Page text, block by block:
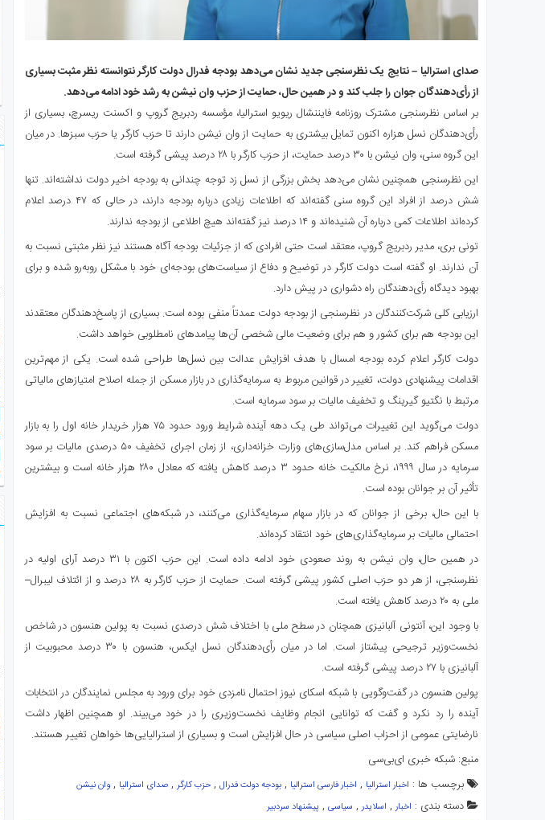
صدای استرالیا – نتایج یک نظرسنجی جدید نشان می‌دهد بودجه فدرال دولت کارگر نتوانسته نظر مثبت بسیاری
از رأی‌دهندگان جوان را جلب کند و در همین حال، حمایت از حزب وان نیشن به رشد خود ادامه می‌دهد.
بر اساس نظرسنجی مشترک روزنامه فایننشال ریویو استرالیا، مؤسسه ردبریج گروپ و اکسنت ریسرچ، بسیاری از
رأی‌دهندگان نسل هزاره اکنون تمایل بیشتری به حمایت از وان نیشن دارند تا حزب کارگر یا حزب سبزها. در میان
این گروه سنی، وان نیشن با ۳۰ درصد حمایت، از حزب کارگر با ۲۸ درصد پیشی گرفته است.
این نظرسنجی همچنین نشان می‌دهد بخش بزرگی از نسل زد توجه چندانی به بودجه اخیر دولت نداشته‌اند. تنها
شش درصد از افراد این گروه سنی گفته‌اند که اطلاعات زیادی درباره بودجه دارند، در حالی که ۴۷ درصد اعلام
کرده‌اند اطلاعات کمی درباره آن شنیده‌اند و ۱۴ درصد نیز گفته‌اند هیچ اطلاعی از بودجه ندارند.
تونی بری، مدیر ردبریج گروپ، معتقد است حتی افرادی که از جزئیات بودجه آگاه هستند نیز نظر مثبتی نسبت به
آن ندارند. او گفته است دولت کارگر در توضیح و دفاع از سیاست‌های بودجه‌ای خود با مشکل روبه‌رو شده و برای
بهبود دیدگاه رأی‌دهندگان راه دشواری در پیش دارد.
ارزیابی کلی شرکت‌کنندگان در نظرسنجی از بودجه دولت عمدتاً منفی بوده است. بسیاری از پاسخ‌دهندگان معتقدند
این بودجه هم برای کشور و هم برای وضعیت مالی شخصی آن‌ها پیامدهای نامطلوبی خواهد داشت.
دولت کارگر اعلام کرده بودجه امسال با هدف افزایش عدالت بین نسل‌ها طراحی شده است. یکی از مهم‌ترین
اقدامات پیشنهادی دولت، تغییر در قوانین مربوط به سرمایه‌گذاری در بازار مسکن از جمله اصلاح امتیازهای مالیاتی
مرتبط با نگتیو گیرینگ و تخفیف مالیات بر سود سرمایه است.
دولت می‌گوید این تغییرات می‌تواند طی یک دهه آینده شرایط ورود حدود ۷۵ هزار خریدار خانه اول را به بازار
مسکن فراهم کند. بر اساس مدل‌سازی‌های وزارت خزانه‌داری، از زمان اجرای تخفیف ۵۰ درصدی مالیات بر سود
سرمایه در سال ۱۹۹۹، نرخ مالکیت خانه حدود ۳ درصد کاهش یافته که معادل ۲۸۰ هزار خانه است و بیشترین
تأثیر آن بر جوانان بوده است.
با این حال، برخی از جوانان که در بازار سهام سرمایه‌گذاری می‌کنند، در شبکه‌های اجتماعی نسبت به افزایش
احتمالی مالیات بر سرمایه‌گذاری‌های خود انتقاد کرده‌اند.
در همین حال، وان نیشن به روند صعودی خود ادامه داده است. این حزب اکنون با ۳۱ درصد آرای اولیه در
نظرسنجی، از هر دو حزب اصلی کشور پیشی گرفته است. حمایت از حزب کارگر به ۲۸ درصد و از ائتلاف لیبرال–
ملی به ۲۰ درصد کاهش یافته است.
با وجود این، آنتونی آلبانیزی همچنان در سطح ملی با اختلاف شش درصدی نسبت به پولین هنسون در شاخص
نخست‌وزیر ترجیحی پیشتاز است. اما در میان رأی‌دهندگان نسل ایکس، هنسون با ۳۰ درصد محبوبیت از
آلبانیزی با ۲۷ درصد پیشی گرفته است.
پولین هنسون در گفت‌وگویی با شبکه اسکای نیوز احتمال نامزدی خود برای ورود به مجلس نمایندگان در انتخابات
آینده را رد نکرد و گفت که توانایی انجام وظایف نخست‌وزیری را در خود می‌بیند. او همچنین اظهار داشت
نارضایتی عمومی از احزاب اصلی سیاسی در حال افزایش است و بسیاری از استرالیایی‌ها خواهان تغییر هستند.
منبع:‌ شبکه خبری ای‌بی‌سی
برچسب ها : اخبار استرالیا , اخبار فارسی استرالیا , بودجه دولت فدرال , حزب کارگر , صدای استرالیا , وان نیشن
دسته بندی : اخبار, اسلایدر, سیاسی , پیشنهاد سردبیر